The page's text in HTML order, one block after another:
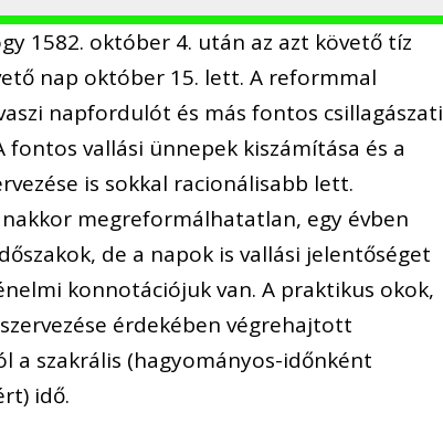
1582. október 4. után az azt követő tíz
nap október 15. lett. A reformmal
napfordulót és más fontos csillagászati
vallási ünnepek kiszámítása és a
is sokkal racionálisabb lett.
megreformálhatatlan, egy évben
de a napok is vallási jelentőséget
konnotációjuk van. A praktikus okok,
érdekében végrehajtott
szakrális (hagyományos-időnként
idő.